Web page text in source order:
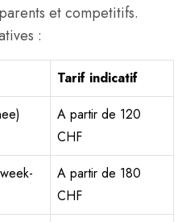
et competitifs.
:
Tarif indicatif
A partir de 120
CHF
A partir de 180
CHF